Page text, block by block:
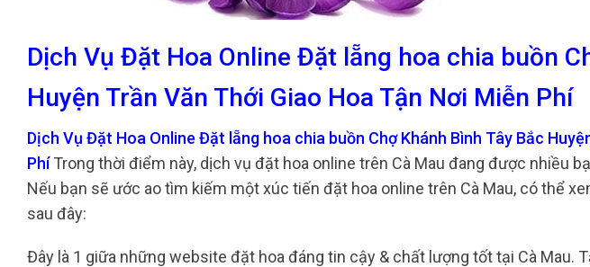
Dịch Vụ Đặt Hoa Online Đặt lẵng hoa chia buồn
Huyện Trần Văn Thới Giao Hoa Tận Nơi Miễn Phí
Dịch Vụ Đặt Hoa Online Đặt lẵng hoa chia buồn Chợ Khánh Bình Tây Bắc
PhíTrong thời điểm này, dịch vụ đặt hoa online trên Cà Mau đang được nhiều
Nếu bạn sẽ ước ao tìm kiếm một xúc tiến đặt hoa online trên Cà Mau, có thể
sau đây:
Đây là 1 giữa những website đặt hoa đáng tin cậy & chất lượng tốt tại Cà Mau.